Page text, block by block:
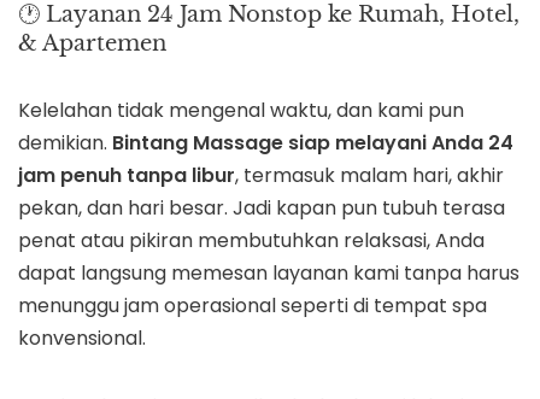
🕐 Layanan 24 Jam Nonstop ke Rumah, Hotel,
& Apartemen
Kelelahan tidak mengenal waktu, dan kami pun
demikian. Bintang Massage siap melayani Anda 24
jam penuh tanpa libur, termasuk malam hari, akhir
pekan, dan hari besar. Jadi kapan pun tubuh terasa
penat atau pikiran membutuhkan relaksasi, Anda
dapat langsung memesan layanan kami tanpa harus
menunggu jam operasional seperti di tempat spa
konvensional.